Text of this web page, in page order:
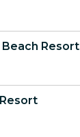
Resort